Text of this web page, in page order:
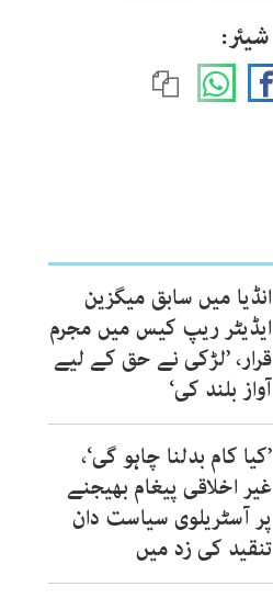
شیئر:
انڈیا میں سابق میگزین
ایڈیٹر ریپ کیس میں مجرم
قرار، ’لڑکی نے حق کے لیے
آواز بلند کی‘
’کیا کام بدلنا چاہو گی‘،
غیر اخلاقی پیغام بھیجنے
پر آسٹریلوی سیاست دان
تنقید کی زد میں